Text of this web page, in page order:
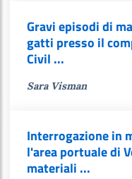
Gravi episodi di
gatti presso il
Civil ...
Sara Visman
Interrogazione in
l'area portuale di
materiali ...